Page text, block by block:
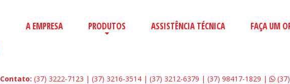
A EMPRESA PRODUTOS ASSISTÊNCIA TÉCNICA FAÇA UM
Contato: (37) 3222-7123 | (37) 3216-3514 | (37) 3212-6379 | (37) 98417-1829 |